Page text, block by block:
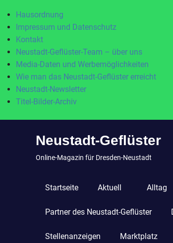
Hausordnung
Impressum und Datenschutz
Kontakt
Neustadt-Geflüster-Team – über uns
Media-Daten und Werbemöglichkeiten
Wie man das Neustadt-Geflüster erreicht
Neustadt-Newsletter
Titel-Bilder-Archiv
Neustadt-Geflüster
Online-Magazin für Dresden-Neustadt
Startseite Aktuell Alltag
Partner des Neustadt-Geflüster
Stellenanzeigen Marktplatz